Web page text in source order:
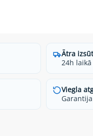
Ātra
24h
Viegla